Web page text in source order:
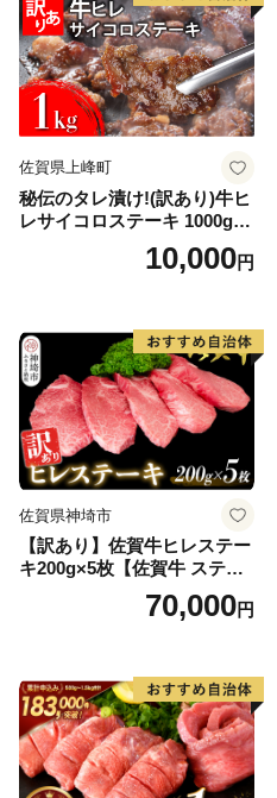
佐賀県上峰町
秘伝のタレ漬け!(訳あり)牛ヒ
レサイコロステーキ 1000g
10,000円
佐賀県神埼市
【訳あり】佐賀牛ヒレステー
キ200g×5枚【佐賀牛 ステー
キ ブランド肉 ヒレ肉 フィレ
肉 ジューシー ヘルシー】(H0
70,000円